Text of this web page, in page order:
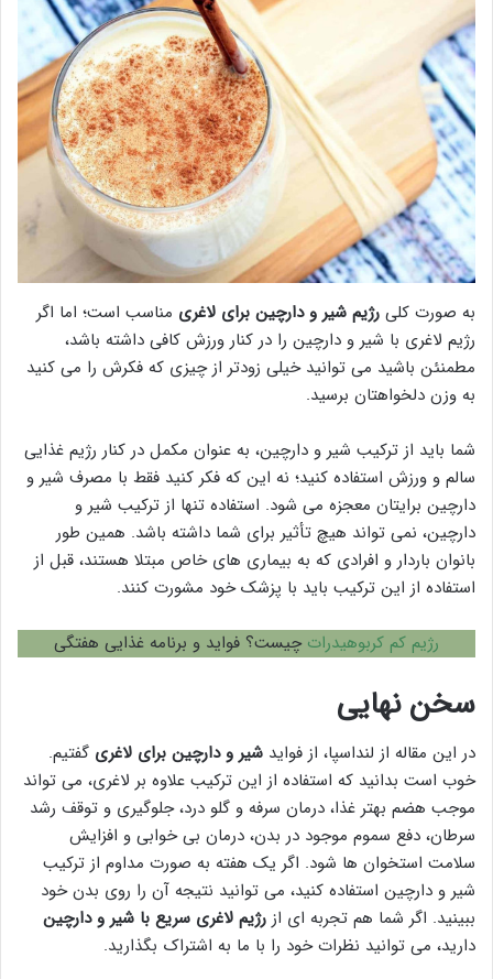
به صورت کلی رژیم شیر و دارچین برای لاغری مناسب است؛ اما اگر
رژیم لاغری با شیر و دارچین را در کنار ورزش کافی داشته باشد،
مطمنئن باشید می توانید خیلی زودتر از چیزی که فکرش را می کنید
به وزن دلخواهتان برسید.
شما باید از ترکیب شیر و دارچین، به عنوان مکمل در کنار رژیم غذایی
سالم و ورزش استفاده کنید؛ نه این که فکر کنید فقط با مصرف شیر و
دارچین برایتان معجزه می شود. استفاده تنها از ترکیب شیر و
دارچین، نمی تواند هیچ تأثیر برای شما داشته باشد. همین طور
بانوان باردار و افرادی که به بیماری های خاص مبتلا هستند، قبل از
استفاده از این ترکیب باید با پزشک خود مشورت کنند.
رژیم کم کربوهیدرات چیست؟ فواید و برنامه غذایی هفتگی
سخن نهایی
در این مقاله از لنداسپا، از فواید شیر و دارچین برای لاغری گفتیم.
خوب است بدانید که استفاده از این ترکیب علاوه بر لاغری، می تواند
موجب هضم بهتر غذا، درمان سرفه و گلو درد، جلوگیری و توقف رشد
سرطان، دفع سموم موجود در بدن، درمان بی خوابی و افزایش
سلامت استخوان ها شود. اگر یک هفته به صورت مداوم از ترکیب
شیر و دارچین استفاده کنید، می توانید نتیجه آن را روی بدن خود
ببینید. اگر شما هم تجربه ای از رژیم لاغری سریع با شیر و دارچین
دارید، می توانید نظرات خود را با ما به اشتراک بگذارید.